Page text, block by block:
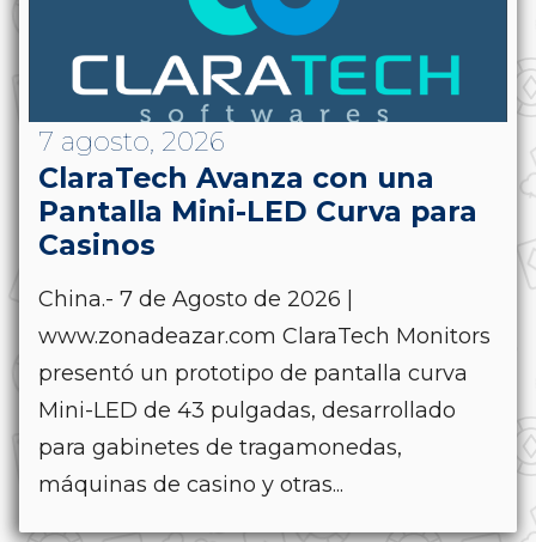
7 agosto, 2026
ClaraTech Avanza con una
Pantalla Mini-LED Curva para
Casinos
China.- 7 de Agosto de 2026 |
www.zonadeazar.com ClaraTech Monitors
presentó un prototipo de pantalla curva
Mini-LED de 43 pulgadas, desarrollado
para gabinetes de tragamonedas,
máquinas de casino y otras...